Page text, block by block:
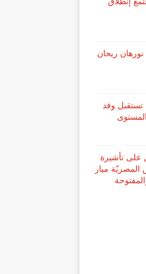
ريحان
تستقبل وفد
على تأشيرة
المصريّة ​ميار